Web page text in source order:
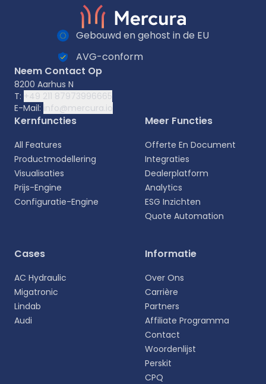
Selecteer uw taal
persoonlijke ervaring.
Gebouwd en gehost in de EU
AVG-conform
Neem Contact Op
8200 Aarhus N
T: +49 211 87973996665
E-Mail: info@mercura.io
Kernfuncties
All Features
Productmodellering
Visualisaties
Prijs-Engine
Configuratie-Engine
Meer Functies
Offerte En Document
Integraties
Dealerplatform
Analytics
ESG Inzichten
Quote Automation
Cases
AC Hydraulic
Migatronic
Lindab
Audi
Informatie
Over Ons
Carrière
Partners
Affiliate Programma
Contact
Woordenlijst
Perskit
CPQ